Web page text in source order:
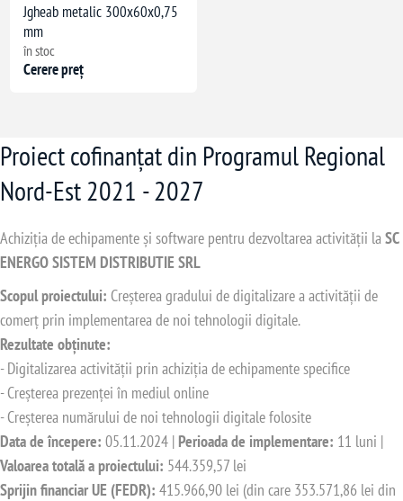
Jgheab metalic 300x60x0,75
mm
în stoc
Cerere preț
Proiect cofinanțat din Programul Regional
Nord-Est 2021 - 2027
Achiziția de echipamente și software pentru dezvoltarea activității la SC
ENERGO SISTEM DISTRIBUTIE SRL
Scopul proiectului: Creșterea gradului de digitalizare a activității de
comerț prin implementarea de noi tehnologii digitale.
Rezultate obținute:
- Digitalizarea activității prin achiziția de echipamente specifice
- Creșterea prezenței în mediul online
- Creșterea numărului de noi tehnologii digitale folosite
Data de începere: 05.11.2024 | Perioada de implementare: 11 luni |
Valoarea totală a proiectului: 544.359,57 lei
Sprijin financiar UE (FEDR): 415.966,90 lei (din care 353.571,86 lei din